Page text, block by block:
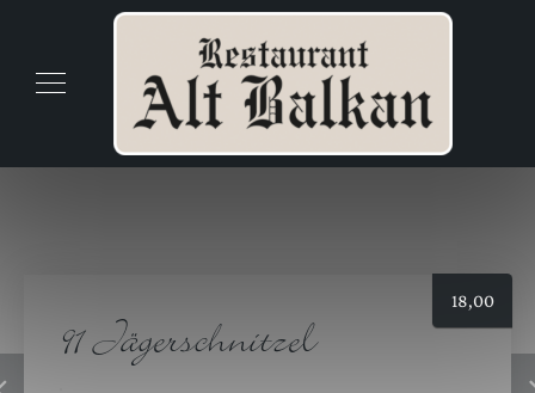
91 Jägerschnitzel
18,00